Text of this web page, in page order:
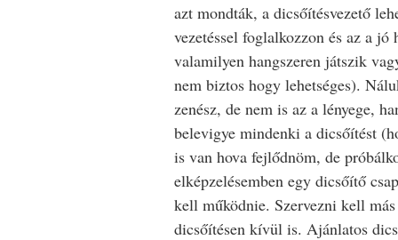
azt mondták, a dicsőítésvezető
vezetéssel foglalkozzon és az a
valamilyen hangszeren játszik
nem biztos hogy lehetséges).
zenész, de nem is az a lényege,
belevigye mindenki a dicsőítést
is van hova fejlődnöm, de
elképzelésemben egy dicsőítő
kell működnie. Szervezni kell
dicsőítésen kívül is. Ajánlatos